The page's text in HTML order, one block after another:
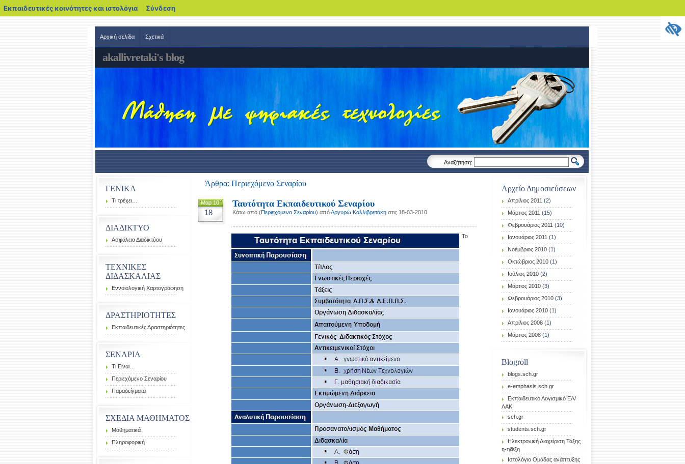
Εκπαιδευτικές κοινότητες και ιστολόγια blogs.sch.gr
Σύνδεση
Αρχική σελίδα Σχετικά
akallivretaki's blog
Αναζήτηση:
ΓΕΝΙΚΑ
Τι τρέχει…
ΔΙΑΔΙΚΤΥΟ
Ασφάλεια Διαδικτύου
ΤΕΧΝΙΚΕΣ
ΔΙΔΑΣΚΑΛΙΑΣ
Εννοιολογική Χαρτογράφηση
ΔΡΑΣΤΗΡΙΟΤΗΤΕΣ
Εκπαιδευτικές Δραστηριότητες
ΣΕΝΑΡΙΑ
Τι Είναι…
Περιεχόμενο Σεναρίου
Παραδείγματα
ΣΧΕΔΙΑ ΜΑΘΗΜΑΤΟΣ
Μαθηματικά
Πληροφορική
Άρθρα: Περιεχόμενο Σεναρίου
Μαρ 10
18
Ταυτότητα Εκπαιδευτικού Σεναρίου
Κάτω από (Περιεχόμενο Σεναρίου) απόΑργυρώ Καλλιβρετάκη στις 18-03-2010
Το
Αρχείο Δημοσιεύσεων
Απρίλιος 2011 (2)
Μάρτιος 2011 (15)
Φεβρουάριος 2011 (10)
Ιανουάριος 2011 (1)
Νοέμβριος 2010 (1)
Οκτώβριος 2010 (1)
Ιούλιος 2010 (2)
Μάρτιος 2010 (3)
Φεβρουάριος 2010 (3)
Ιανουάριος 2010 (1)
Απρίλιος 2008 (1)
Μάρτιος 2008 (1)
Blogroll
blogs.sch.gr
e-emphasis.sch.gr
Eκπαιδευτικό Λογισμικό ΕΛ/
ΛΑΚ
sch.gr
students.sch.gr
Ηλεκτρονική Διαχείριση Τάξης
η-τ@ξη
Ιστολόγιο Ομάδας ανάπτυξης